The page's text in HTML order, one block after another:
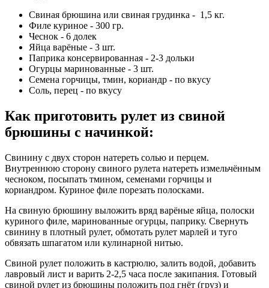
Свиная брюшина или свиная грудинка - 1,5 кг.
Филе куриное - 300 гр.
Чеснок - 6 долек
Яйца варёные - 3 шт.
Паприка консервированная - 2-3 дольки
Огурцы маринованные - 3 шт.
Семена горчицы, тмин, кориандр - по вкусу
Соль, перец - по вкусу
Как приготовить рулет из свиной
брюшины с начинкой:
Свинину с двух сторон натереть солью и перцем.
Внутреннюю сторону свиного рулета натереть измельчённым
чесноком, посыпать тмином, семенами горчицы и
кориандром. Куриное филе порезать полосками.
На свиную брюшину выложить вряд варёные яйца, полоски
куриного филе, маринованные огурцы, паприку. Свернуть
свинину в плотный рулет, обмотать рулет марлей и туго
обвязать шпагатом или кулинарной нитью.
Свиной рулет положить в кастрюлю, залить водой, добавить
лавровый лист и варить 2-2,5 часа после закипания. Готовый
свиной рулет из брюшины положить под гнёт (груз) и